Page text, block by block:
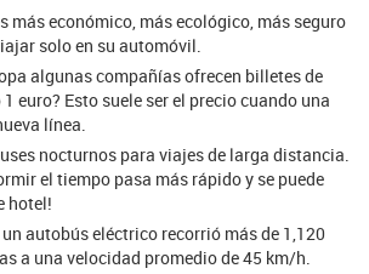
más económico, más ecológico, más seguro
solo en su automóvil.
algunas compañías ofrecen billetes de
euro? Esto suele ser el precio cuando una
línea.
nocturnos para viajes de larga distancia.
el tiempo pasa más rápido y se puede
hotel!
autobús eléctrico recorrió más de 1,120
a una velocidad promedio de 45 km/h.